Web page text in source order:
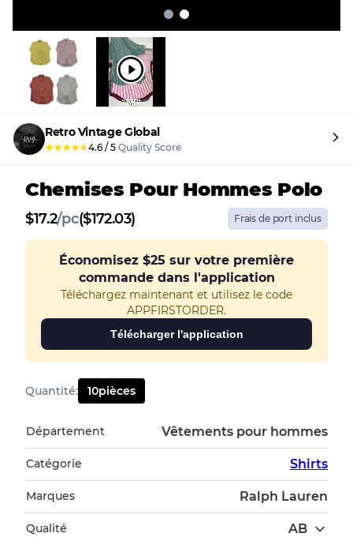
Retro Vintage Global
★★★★★4.6 / 5 Quality Score
Chemises Pour Hommes Polo
$17.2/pc($172.03) Frais de port inclus
Économisez $25 sur votre première
commande dans l'application
Téléchargez maintenant et utilisez le code
APPFIRSTORDER.
Télécharger l'application
Quantité: 10pièces
Département Vêtements pour hommes
Catégorie Shirts
Marques Ralph Lauren
Qualité AB